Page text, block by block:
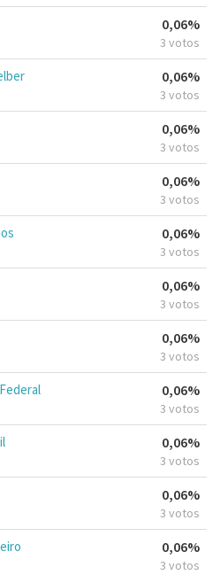
0,06%
3 votos
0,06%
3 votos
0,06%
3 votos
0,06%
3 votos
0,06%
3 votos
0,06%
3 votos
0,06%
3 votos
0,06%
3 votos
0,06%
3 votos
0,06%
3 votos
0,06%
3 votos